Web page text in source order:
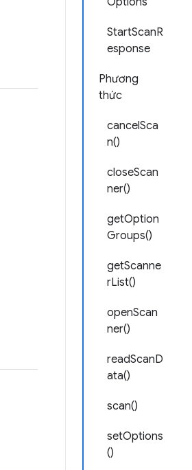
StartScanR
esponse
Phương
thức
cancelSca
n()
closeScan
ner()
getOption
Groups()
getScanne
rList()
openScan
ner()
readScanD
ata()
scan()
setOptions
()